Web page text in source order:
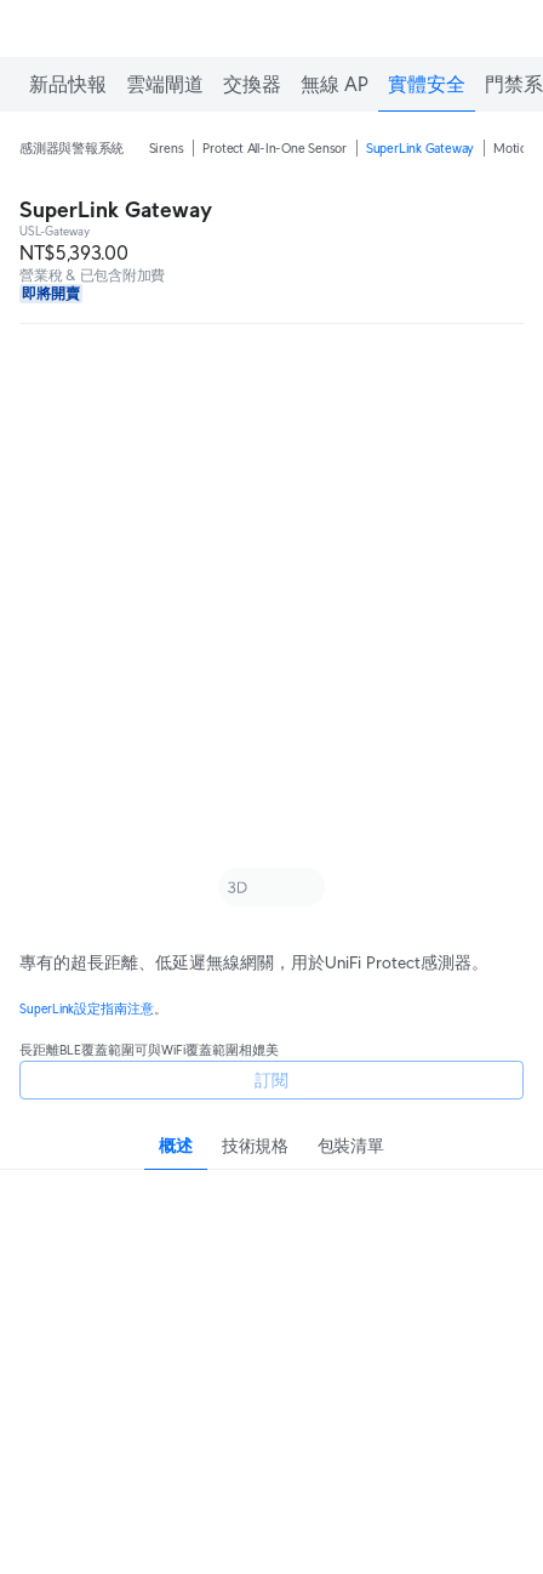
新品快報 雲端閘道 交換器 無線 AP 實體安全 門禁
感測器與警報系統 Sirens Protect All-In-One Sensor SuperLink Gateway Motion
SuperLink Gateway
USL-Gateway
NT$5,393.00
營業稅 & 已包含附加費
即將開賣
專有的超長距離、低延遲無線網關，用於UniFi Protect感測器。
SuperLink設定指南注意
長距離BLE覆蓋範圍可與WiFi覆蓋範圍相媲美
訂閱
概述 技術規格 包裝清單